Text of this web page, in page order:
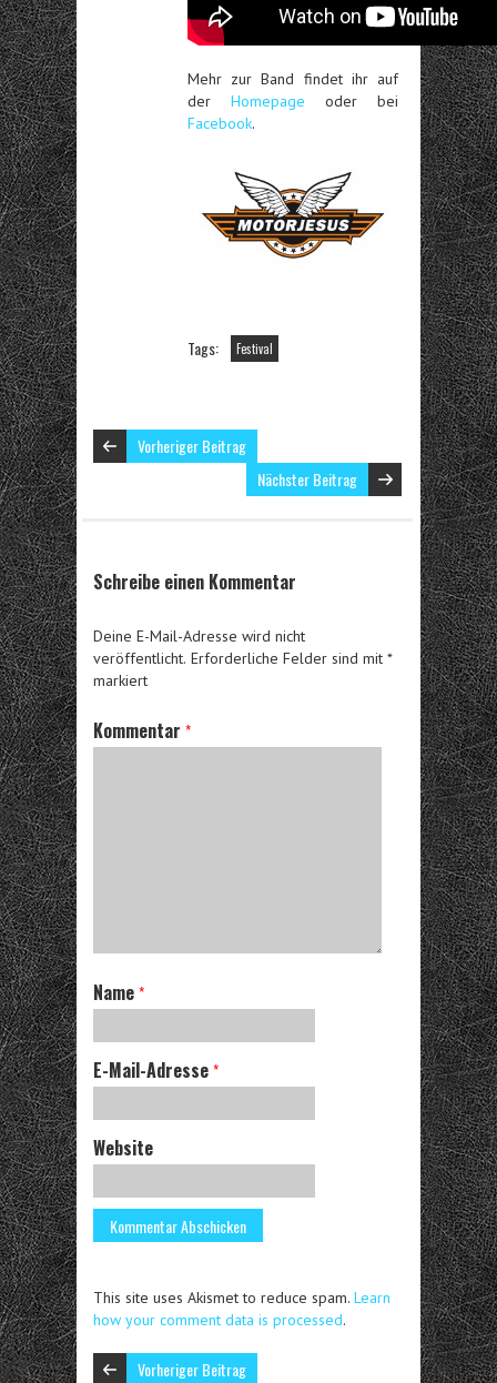
Mehr zur Band findet ihr auf
der Homepage oder bei
Facebook.
Tags: Festival
Vorheriger Beitrag
Nächster Beitrag
Schreibe einen Kommentar
Deine E-Mail-Adresse wird nicht
veröffentlicht. Erforderliche Felder sind mit *
markiert
Kommentar *
Name *
E-Mail-Adresse *
Website
This site uses Akismet to reduce spam. Learn
how your comment data is processed.
Vorheriger Beitrag